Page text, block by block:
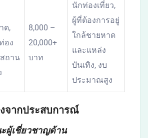
ด,
อง
สถาน
8,000 –
20,000+
บาท
นักท่องเที่ยว,
ผู้ที่ต้องการอยู่
ใกล้ชายหาด
และแหล่ง
บันเทิง, งบ
ประมาณสูง
จากประสบการณ์
ะผู้เชี่ยวชาญด้าน